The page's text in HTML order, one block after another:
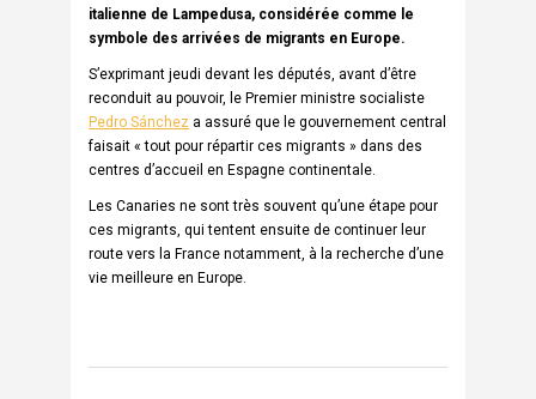
italienne de Lampedusa, considérée comme le
symbole des arrivées de migrants en Europe.
S’exprimant jeudi devant les députés, avant d’être
reconduit au pouvoir, le Premier ministre socialiste
Pedro Sánchez a assuré que le gouvernement central
faisait « tout pour répartir ces migrants » dans des
centres d’accueil en Espagne continentale.
Les Canaries ne sont très souvent qu’une étape pour
ces migrants, qui tentent ensuite de continuer leur
route vers la France notamment, à la recherche d’une
vie meilleure en Europe.